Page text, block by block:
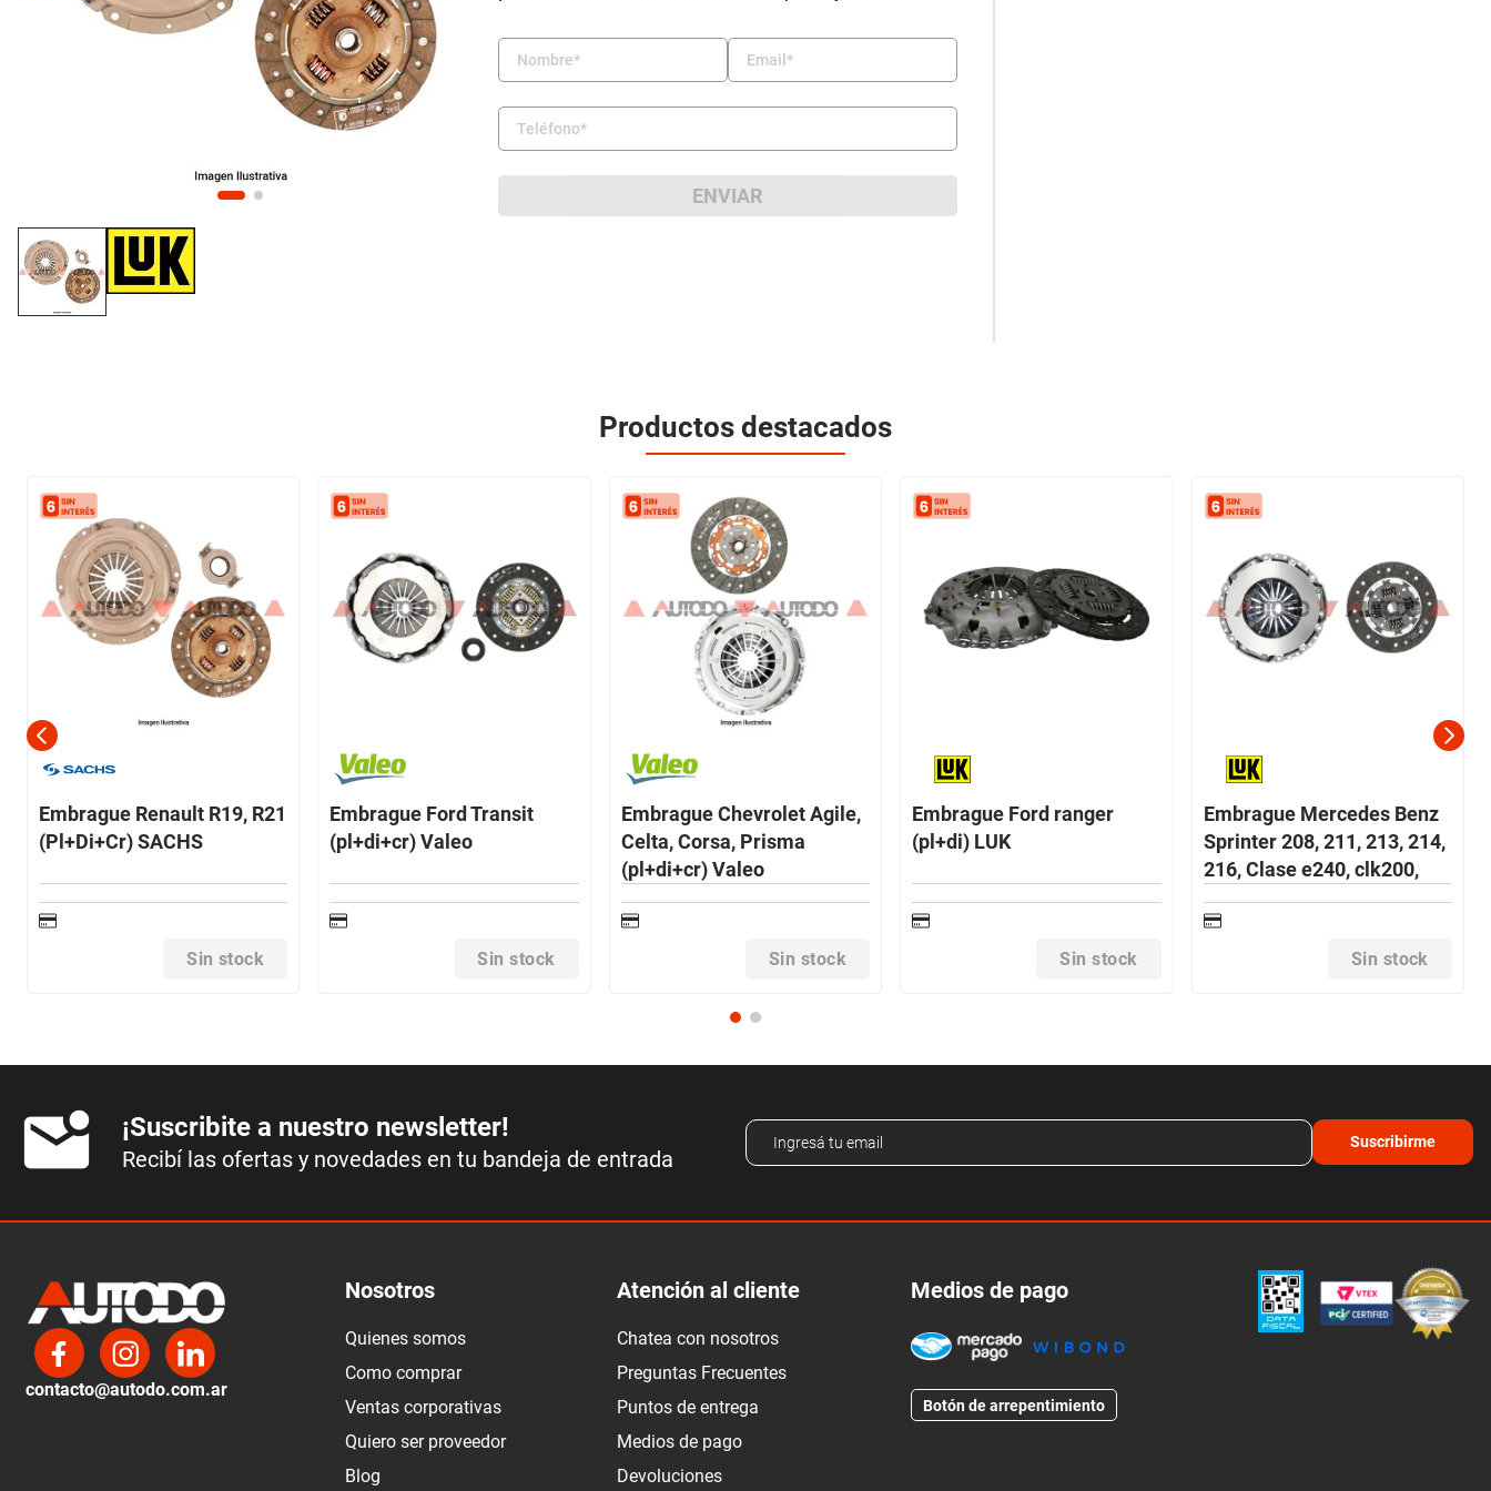
inyección
refrigeración
ENVIAR
Productos destacados
Embrague Renault R19, R21
(Pl+Di+Cr) SACHS
Sin stock
Embrague Ford Transit
(pl+di+cr) Valeo
Sin stock
Embrague Chevrolet Agile,
Celta, Corsa, Prisma
(pl+di+cr) Valeo
Sin stock
Embrague Ford ranger
(pl+di) LUK
Sin stock
Embrague Mercedes Benz
Sprinter 208, 211, 213, 214,
216, Clase e240, clk200,
clk240 (pl+di) LUK
Sin stock
¡Suscribite a nuestro newsletter!
Recibí las ofertas y novedades en tu bandeja de entrada
Suscribirme
contacto@autodo.com.ar
Nosotros
Quienes somos
Como comprar
Ventas corporativas
Quiero ser proveedor
Blog
Atención al cliente
Chatea con nosotros
Preguntas Frecuentes
Puntos de entrega
Medios de pago
Devoluciones
Medios de pago
Botón de arrepentimiento
10. citroen c4